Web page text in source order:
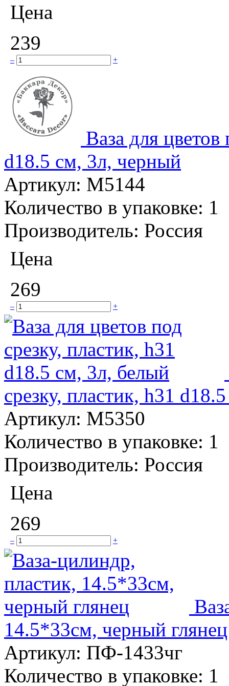
Цена
239
– +
Ваза для цветов
d18.5 см, 3л, черный
Артикул: М5144
Количество в упаковке: 1
Производитель: Россия
Цена
269
– +
срезку, пластик, h31
Артикул: М5350
Количество в упаковке: 1
Производитель: Россия
Цена
269
– +
14.5*33см, черный глянец
Артикул: ПФ-1433чг
Количество в упаковке: 1